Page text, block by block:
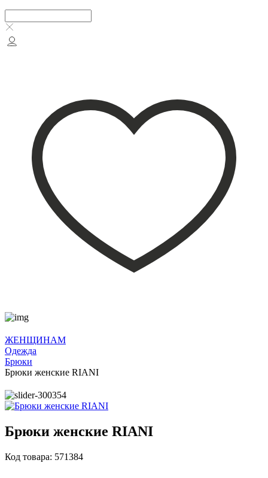
ЖЕНЩИНАМ
Одежда
Брюки
Брюки женские RIANI
Брюки женские RIANI
Код товара: 571384